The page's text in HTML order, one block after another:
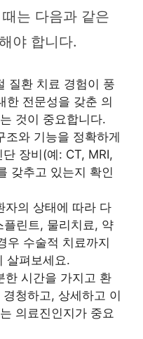
는 다음과 같은
야 합니다.
질환 치료 경험이 풍
한 전문성을 갖춘 의
것이 중요합니다.
조와 기능을 정확하게
장비(예: CT, MRI,
갖추고 있는지 확인
자의 상태에 따라 다
린트, 물리치료, 약
우 수술적 치료까지
살펴보세요.
한 시간을 가지고 환
청하고, 상세하고 이
의료진인지가 중요